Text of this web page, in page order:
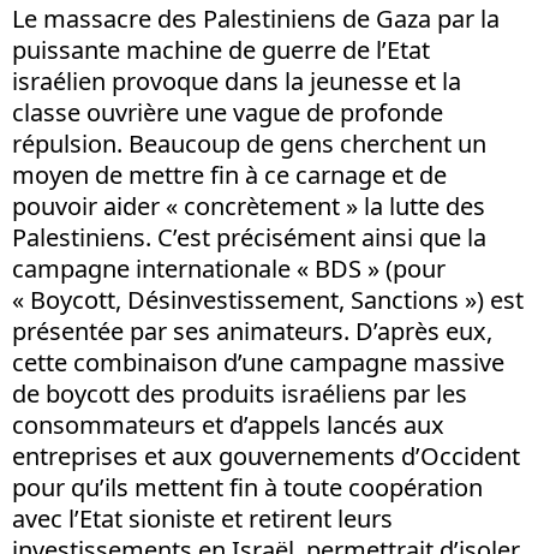
Le massacre des Palestiniens de Gaza par la
puissante machine de guerre de l’Etat
israélien provoque dans la jeunesse et la
classe ouvrière une vague de profonde
répulsion. Beaucoup de gens cherchent un
moyen de mettre fin à ce carnage et de
pouvoir aider « concrètement » la lutte des
Palestiniens. C’est précisément ainsi que la
campagne internationale « BDS » (pour
« Boycott, Désinvestissement, Sanctions ») est
présentée par ses animateurs. D’après eux,
cette combinaison d’une campagne massive
de boycott des produits israéliens par les
consommateurs et d’appels lancés aux
entreprises et aux gouvernements d’Occident
pour qu’ils mettent fin à toute coopération
avec l’Etat sioniste et retirent leurs